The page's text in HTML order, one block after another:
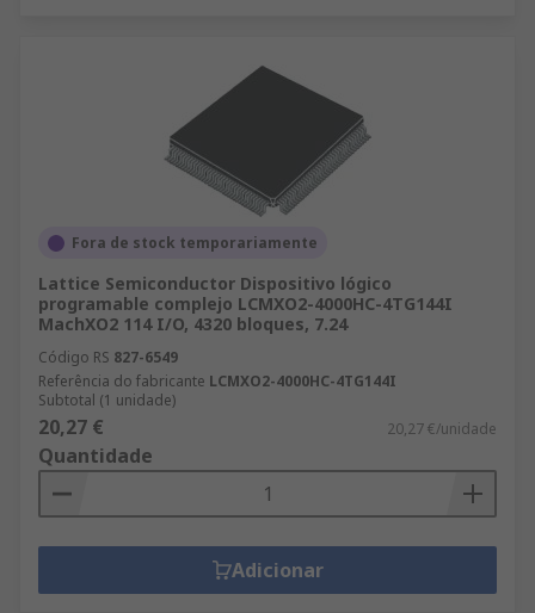
Fora de stock temporariamente
Lattice Semiconductor Dispositivo lógico
programable complejo LCMXO2-4000HC-4TG144I
MachXO2 114 I/O, 4320 bloques, 7.24
Código RS 827-6549
Referência do fabricante LCMXO2-4000HC-4TG144I
Subtotal (1 unidade)
20,27 € 20,27 €/unidade
Quantidade
Adicionar